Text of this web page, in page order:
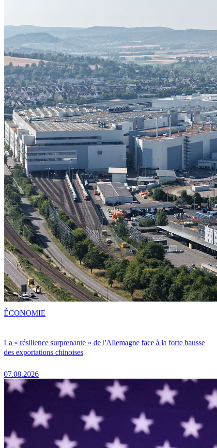
La « résilience surprenante » de l'Allemagne face à la forte hausse
des exportations chinoises
07.08.2026
ÉCONOMIE